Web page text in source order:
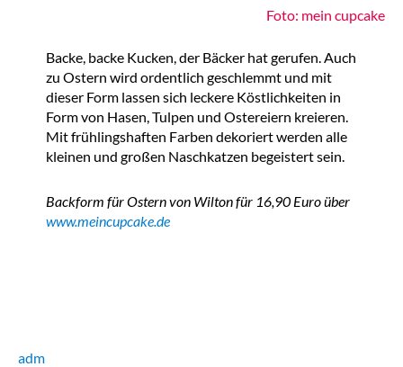
Foto: mein cupcake
Backe, backe Kucken, der Bäcker hat gerufen. Auch
zu Ostern wird ordentlich geschlemmt und mit
dieser Form lassen sich leckere Köstlichkeiten in
Form von Hasen, Tulpen und Ostereiern kreieren.
Mit frühlingshaften Farben dekoriert werden alle
kleinen und großen Naschkatzen begeistert sein.
Backform für Ostern von Wilton für 16,90 Euro über
www.meincupcake.de
adm